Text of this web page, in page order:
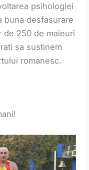
psihologiei
buna desfasurare
de 250 de maieuri
sa sustinem
romanesc.